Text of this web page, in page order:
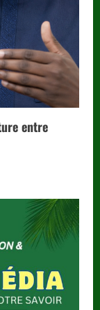
entre